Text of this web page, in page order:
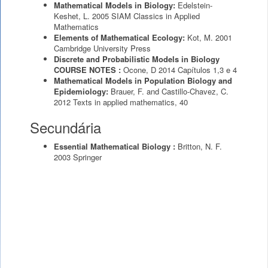
Mathematical Models in Biology: Edelstein-
Keshet, L. 2005 SIAM Classics in Applied
Mathematics
Elements of Mathematical Ecology: Kot, M. 2001
Cambridge University Press
Discrete and Probabilistic Models in Biology
COURSE NOTES : Ocone, D 2014 Capítulos 1,3 e 4
Mathematical Models in Population Biology and
Epidemiology: Brauer, F. and Castillo-Chavez, C.
2012 Texts in applied mathematics, 40
Secundária
Essential Mathematical Biology : Britton, N. F.
2003 Springer